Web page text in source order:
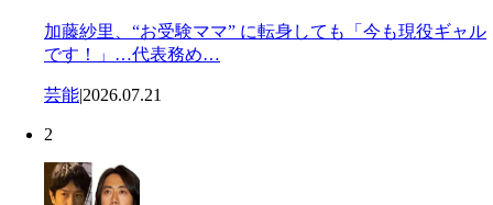
加藤紗里、“お受験ママ” に転身しても「今も現役ギャル
です！」…代表務め…
芸能|2026.07.21
2